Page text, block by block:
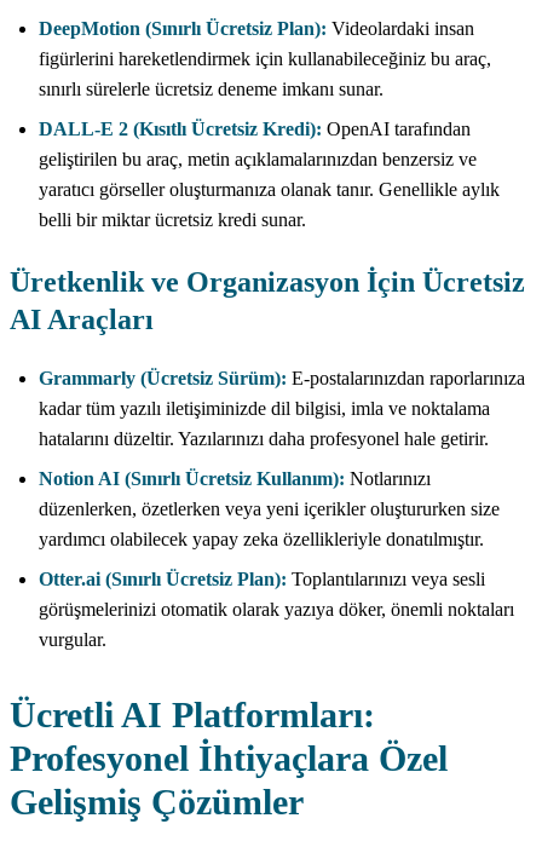
DeepMotion (Sınırlı Ücretsiz Plan): Videolardaki insan
figürlerini hareketlendirmek için kullanabileceğiniz bu araç,
sınırlı sürelerle ücretsiz deneme imkanı sunar.
DALL-E 2 (Kısıtlı Ücretsiz Kredi): OpenAI tarafından
geliştirilen bu araç, metin açıklamalarınızdan benzersiz ve
yaratıcı görseller oluşturmanıza olanak tanır. Genellikle aylık
belli bir miktar ücretsiz kredi sunar.
Üretkenlik ve Organizasyon İçin Ücretsiz
AI Araçları
Grammarly (Ücretsiz Sürüm): E-postalarınızdan raporlarınıza
kadar tüm yazılı iletişiminizde dil bilgisi, imla ve noktalama
hatalarını düzeltir. Yazılarınızı daha profesyonel hale getirir.
Notion AI (Sınırlı Ücretsiz Kullanım): Notlarınızı
düzenlerken, özetlerken veya yeni içerikler oluştururken size
yardımcı olabilecek yapay zeka özellikleriyle donatılmıştır.
Otter.ai (Sınırlı Ücretsiz Plan): Toplantılarınızı veya sesli
görüşmelerinizi otomatik olarak yazıya döker, önemli noktaları
vurgular.
Ücretli AI Platformları:
Profesyonel İhtiyaçlara Özel
Gelişmiş Çözümler